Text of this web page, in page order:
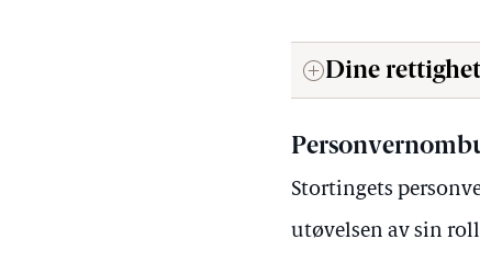
Dine
Stortingets
utøvelsen av sin